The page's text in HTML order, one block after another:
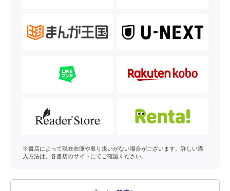
※書店によって現在在庫や取り扱いがない場合がございます。詳しい購
入方法は、各書店のサイトにてご確認ください。